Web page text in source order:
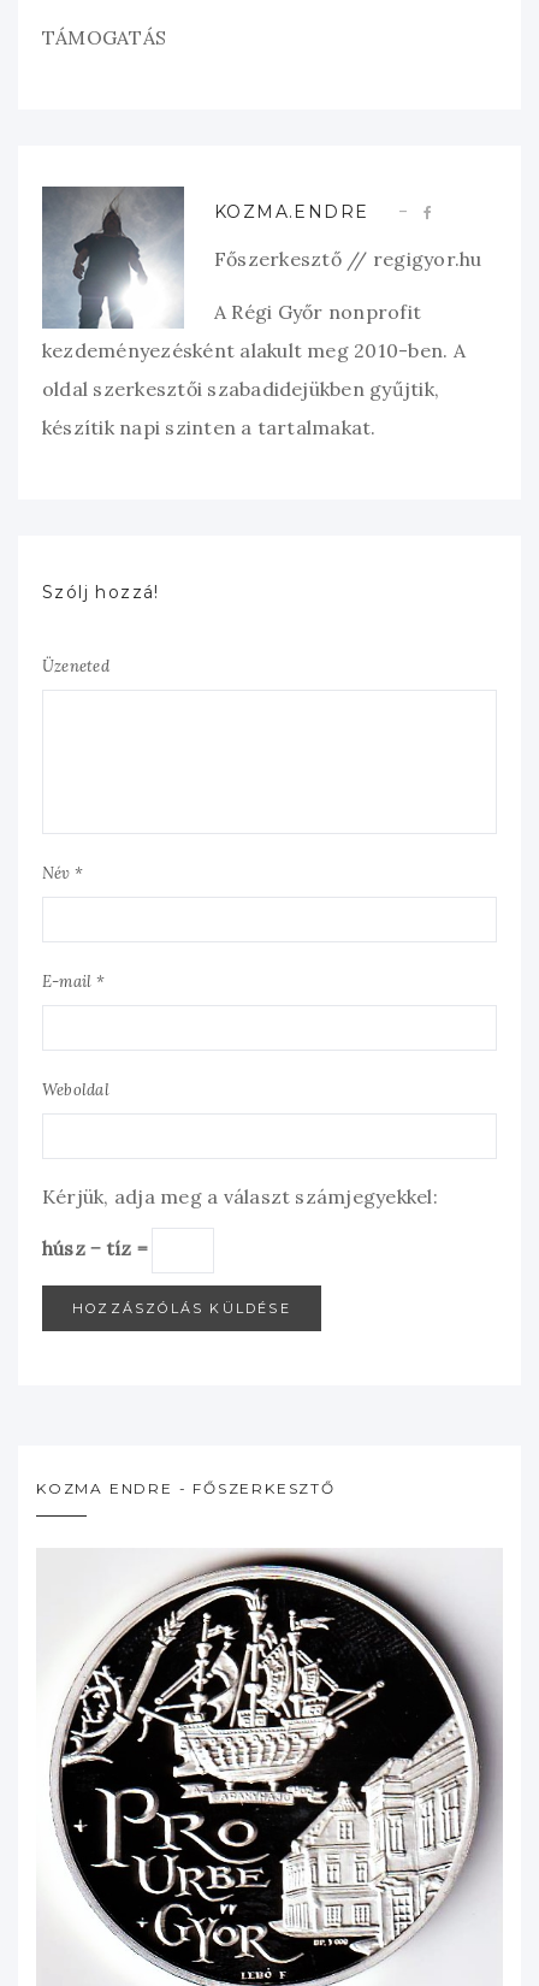
TÁMOGATÁS
KOZMA.ENDRE
Főszerkesztő // regigyor.hu
A Régi Győr nonprofit
kezdeményezésként alakult meg 2010-ben. A
oldal szerkesztői szabadidejükben gyűjtik,
készítik napi szinten a tartalmakat.
Szólj hozzá!
Üzeneted
Név *
E-mail *
Weboldal
Kérjük, adja meg a választ számjegyekkel:
húsz − tíz =
KOZMA ENDRE - FŐSZERKESZTŐ